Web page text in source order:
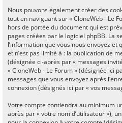
Nous pouvons également créer des
tout en naviguant sur « CloneWeb - Le
hors de portée du document qui est
pages créées par le logiciel phpBB. La
l’information que vous nous envoyez et
et n’est pas limité à : la publication de
(désignée ci-après par « messages
« CloneWeb - Le Forum » (désignée ici
messages que vous envoyez après
connexion (désignés ici par « vos
Votre compte contiendra au minimum
après par « votre nom d’utilisateur »),